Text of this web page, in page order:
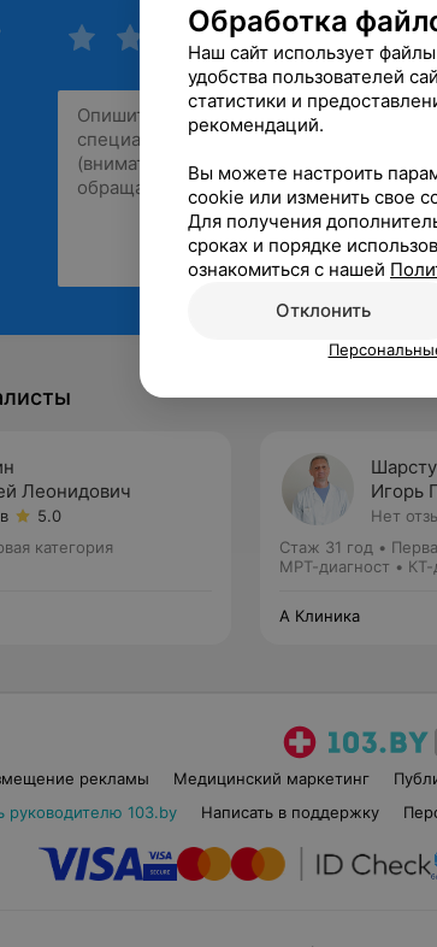
Леонидович
5.0
категория
Игорь
Нет
Стаж 31 год •
МРТ-диагност • КТ-
А Клиника
рекламы Медицинский маркетинг
руководителю 103.by
Написать в поддержку
Обработка
Наш сайт использует
удобства пользователей
статистики и
рекомендаций.
Вы можете настроить
cookie или изменить свое
Для получения
сроках и порядке
ознакомиться с нашей
Отклонить